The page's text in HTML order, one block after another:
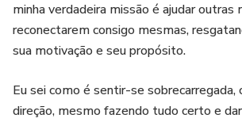
### Transforme Seu Sonho em
Não perca essa oportunidade de
Inscreva-se agora e dê o primeiro passo
sua independência financeira com a
minha verdadeira missão é ajudar outras
reconectarem consigo mesmas,
sua motivação e seu propósito.
Eu sei como é sentir-se sobrecarregada,
direção, mesmo fazendo tudo certo e